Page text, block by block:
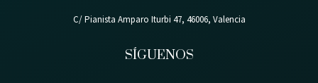
C/ Pianista Amparo Iturbi 47, 46006, Valencia
SÍGUENOS